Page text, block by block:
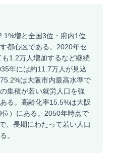
増と全国3位・府内1位
都心区である。2020年セ
1.2万人増加するなど継続
年には約11.7万人が見込
は大阪市内最高水準で
集積が若い就労人口を強
る。高齢化率15.5%は大阪
）にある。2050年時点で
、長期にわたって若い人口
。